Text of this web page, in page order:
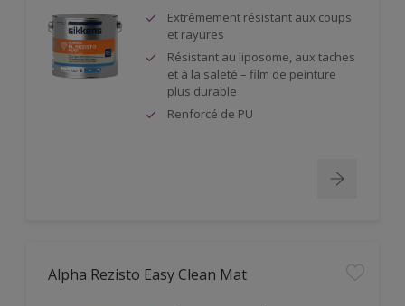
Extrêmement résistant aux coups
et rayures
Résistant au liposome, aux taches
et à la saleté – film de peinture
plus durable
Renforcé de PU
Alpha Rezisto Easy Clean Mat